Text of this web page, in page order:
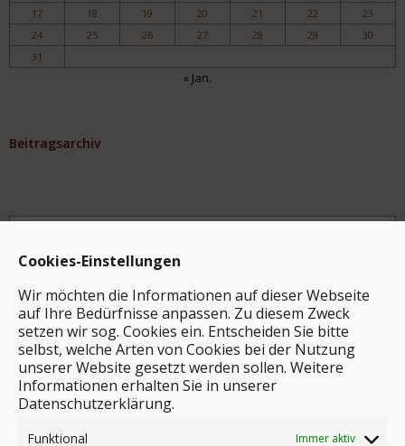
Cookies-Einstellungen
Wir möchten die Informationen auf dieser Webseite
auf Ihre Bedürfnisse anpassen. Zu diesem Zweck
setzen wir sog. Cookies ein. Entscheiden Sie bitte
selbst, welche Arten von Cookies bei der Nutzung
unserer Website gesetzt werden sollen. Weitere
Informationen erhalten Sie in unserer
Datenschutzerklärung.
Funktional Immer aktiv
17
18 19 20 21 22
23
24
25 26 27 28 29
30
31
« Jan.
Beitragsarchiv
Archiv
Stichwortsuche